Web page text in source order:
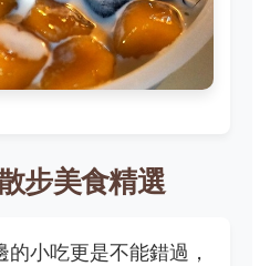
步美食精選
小吃更是不能錯過，